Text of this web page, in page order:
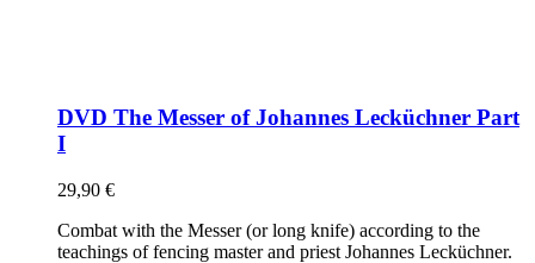
DVD The Messer of Johannes Lecküchner Part
I
29,90 €
Combat with the Messer (or long knife) according to the
teachings of fencing master and priest Johannes Lecküchner.